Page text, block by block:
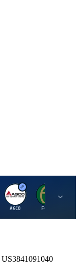
A
AGCO FCFS
US3841091040